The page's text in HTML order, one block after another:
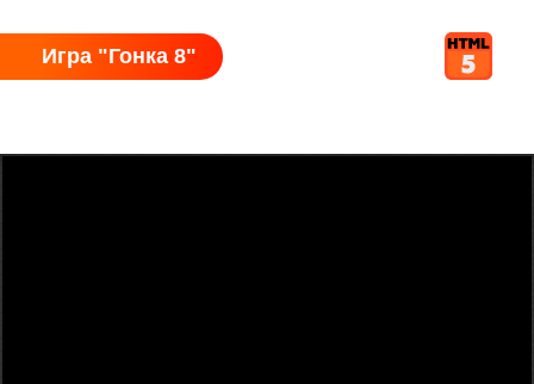
Игра "Гонка 8"